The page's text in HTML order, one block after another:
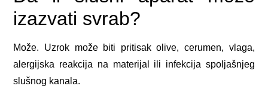
izazvati svrab?
Može. Uzrok može biti pritisak olive, cerumen, vlaga,
alergijska reakcija na materijal ili infekcija spoljašnjeg
slušnog kanala.